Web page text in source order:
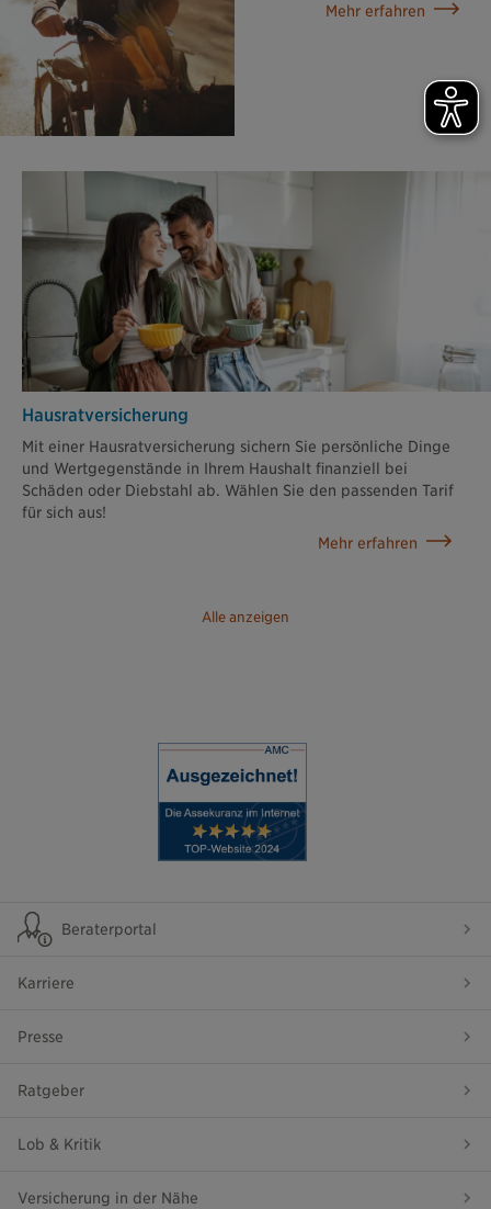
Alle anzeigen
Mehr erfahren
Hausratversicherung
Mit einer Hausratversicherung sichern Sie persönliche Dinge
und Wertgegenstände in Ihrem Haushalt finanziell bei
Schäden oder Diebstahl ab. Wählen Sie den passenden Tarif
für sich aus!
Mehr erfahren
Beraterportal
Karriere
Presse
Ratgeber
Lob & Kritik
Versicherung in der Nähe